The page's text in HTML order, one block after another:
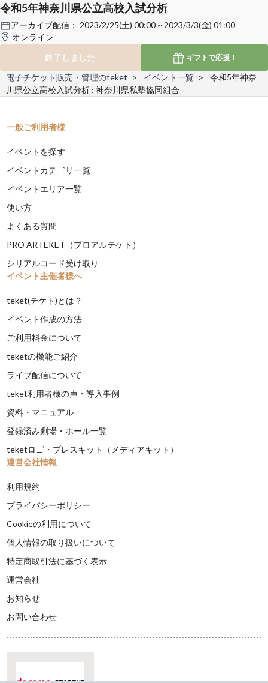
令和5年神奈川県公立高校入試分析
アーカイブ配信： 2023/2/25(土) 00:00 ~ 2023/3/3(金) 01:00
オンライン
終了しました
ギフトで応援！
電子チケット販売・管理のteket イベント一覧
令和5年神奈
川県公立高校入試分析 : 神奈川県私塾協同組合
一般ご利用者様
イベントを探す
イベントカテゴリ一覧
イベントエリア一覧
使い方
よくある質問
PRO ARTEKET（プロアルテケト）
シリアルコード受け取り
イベント主催者様へ
teket(テケト)とは？
イベント作成の方法
ご利用料金について
teketの機能ご紹介
ライブ配信について
teket利用者様の声・導入事例
資料・マニュアル
登録済み劇場・ホール一覧
teketロゴ・プレスキット（メディアキット）
運営会社情報
利用規約
プライバシーポリシー
Cookieの利用について
個人情報の取り扱いについて
特定商取引法に基づく表示
運営会社
お知らせ
お問い合わせ